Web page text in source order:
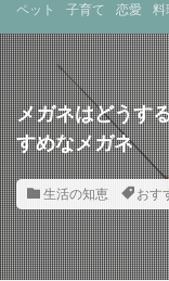
ペット 子育て 恋愛 料
メガネはどうす
すめなメガネ
生活の知恵 おす